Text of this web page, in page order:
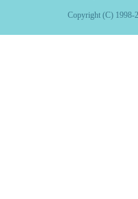
Copyright (C) 1998-